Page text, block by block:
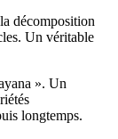
décomposition
Un véritable
». Un
longtemps.